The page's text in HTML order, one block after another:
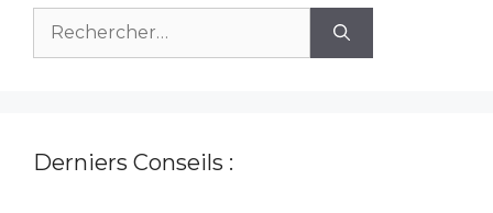
Rechercher :
Derniers Conseils :